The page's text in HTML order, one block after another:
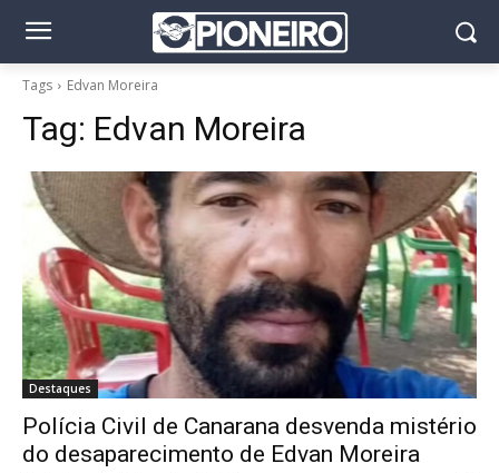
Tags Edvan Moreira
Tag: Edvan Moreira
Destaques
Polícia Civil de Canarana desvenda mistério
do desaparecimento de Edvan Moreira